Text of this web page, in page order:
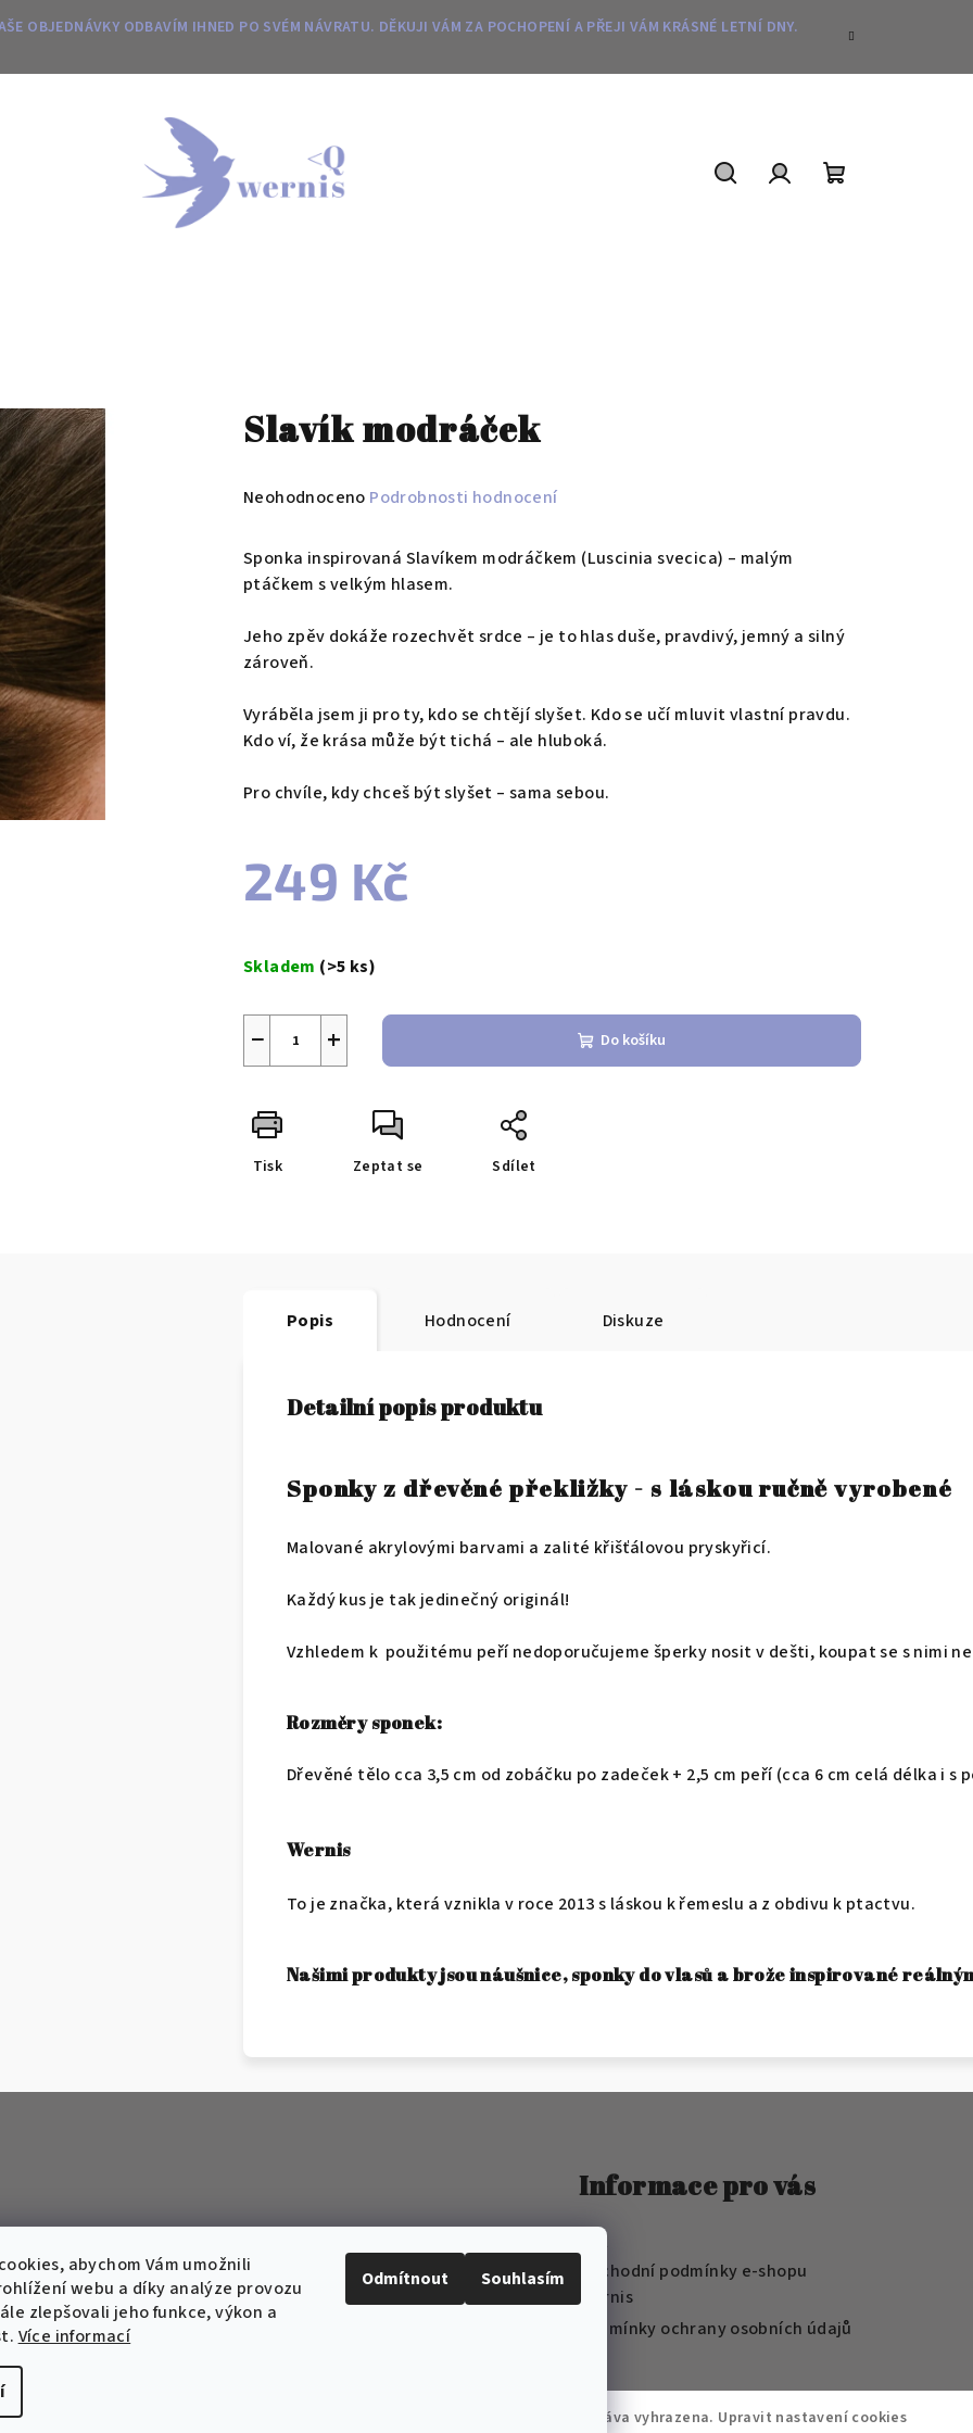
abychom Vám umožnili
webu a díky analýze provozu
zlepšovali jeho funkce, výkon a
Více informací
Odmítnout Souhlasím
OBJEDNÁVKY ODBAVÍM IHNED PO SVÉM NÁVRATU. DĚKUJI VÁM ZA POCHOPENÍ A PŘEJI VÁM KRÁSNÉ LETNÍ DNY.
Slavík modráček
Průměrné
produktu
je
0,0
z
Neohodnoceno Podrobnosti hodnocení
Sponka inspirovaná Slavíkem modráčkem (Luscinia svecica) – malým
ptáčkem s velkým hlasem.
Jeho zpěv dokáže rozechvět srdce – je to hlas duše, pravdivý, jemný a silný
zároveň.
Vyráběla jsem ji pro ty, kdo se chtějí slyšet. Kdo se učí mluvit vlastní pravdu.
Kdo ví, že krása může být tichá – ale hluboká.
Pro chvíle, kdy chceš být slyšet – sama sebou.
249 Kč
cena:
Skladem (>5 ks)
+
− Do košíku
Tisk Zeptat se Sdílet
Popis Hodnocení Diskuze
Detailní popis produktu
Sponky z dřevěné překližky - s láskou ručně vyrobené
Malované akrylovými barvami a zalité křišťálovou pryskyřicí.
Každý kus je tak jedinečný originál!
Vzhledem k použitému peří nedoporučujeme šperky nosit v dešti, koupat se s nimi
Rozměry sponek:
Dřevěné tělo cca 3,5 cm od zobáčku po zadeček + 2,5 cm peří (cca 6 cm celá délka i s
Wernis
To je značka, která vznikla v roce 2013 s láskou k řemeslu a z obdivu k ptactvu.
Našimi produkty jsou náušnice, sponky do vlasů a brože inspirované
Informace pro vás
FAQ
Obchodní podmínky e-shopu
Wernis
Podmínky ochrany osobních údajů
. Všechna práva vyhrazena. Upravit nastavení cookies